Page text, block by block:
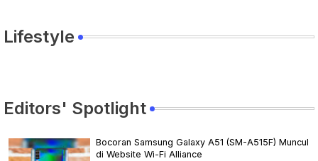
Lifestyle
Editors' Spotlight
Bocoran Samsung Galaxy A51 (SM-A515F) Muncul
di Website Wi-Fi Alliance